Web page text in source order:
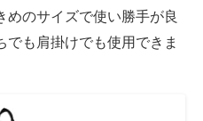
めのサイズで使い勝手が良
でも肩掛けでも使用できま